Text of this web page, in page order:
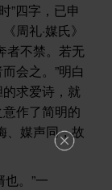
”四字，已申
周礼·媒氏》
者不禁。若无
会之。”明白
求爱诗，就
作了简明的
、媒声同，故
。”一